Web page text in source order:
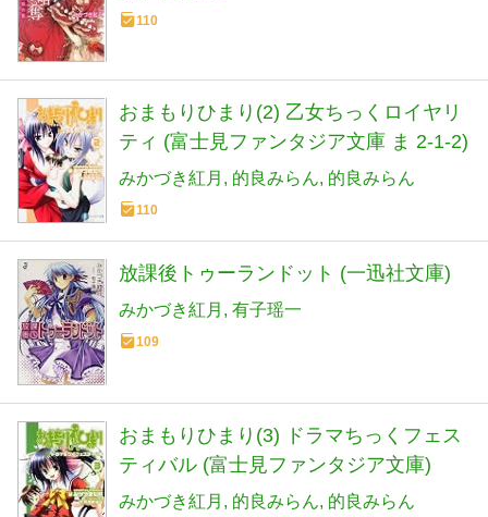
110
おまもりひまり(2) 乙女ちっくロイヤリ
ティ (富士見ファンタジア文庫 ま 2-1-2)
みかづき紅月 的良みらん 的良みらん
110
放課後トゥーランドット (一迅社文庫)
みかづき紅月 有子瑶一
109
おまもりひまり(3) ドラマちっくフェス
ティバル (富士見ファンタジア文庫)
みかづき紅月 的良みらん 的良みらん